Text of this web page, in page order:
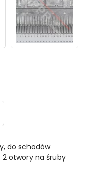
do schodów
2 otwory na śruby